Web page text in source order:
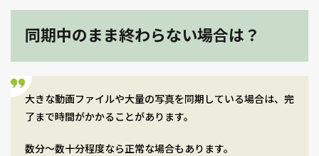
同期中のまま終わらない場合は？
大きな動画ファイルや大量の写真を同期している場合は、完
了まで時間がかかることがあります。
数分～数十分程度なら正常な場合もあります。